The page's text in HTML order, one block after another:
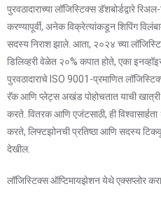
पुरवठादाराच्या लॉजिस्टिक्स डॅशबोर्डद्वारे
करण्यापूर्वी, अनेक विक्रेत्यांकडून शिपिंग
सदस्य निराश झाले. आता, २०२४ च्या
डिलिव्हरी वेळेत २०% कपात होते, एका
पुरवठादाराचे ISO 9001-प्रमाणित
रॅक आणि प्लेट्स अखंड पोहोचतात याची
करते. वितरक आणि एजंटसाठी, ही विश्वासार्हता
करते, लिफ्टझोनची प्रतिष्ठा आणि सदस्य
देखील.
लॉजिस्टिक्स ऑप्टिमायझेशन येथे एक्सप्लोर